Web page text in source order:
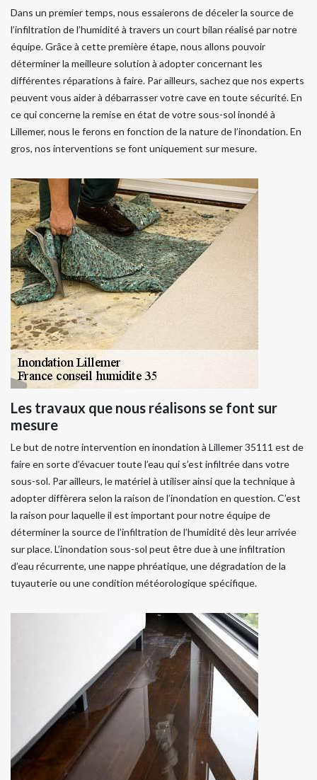
Dans un premier temps, nous essaierons de déceler la source de
l’infiltration de l’humidité à travers un court bilan réalisé par notre
équipe. Grâce à cette première étape, nous allons pouvoir
déterminer la meilleure solution à adopter concernant les
différentes réparations à faire. Par ailleurs, sachez que nos experts
peuvent vous aider à débarrasser votre cave en toute sécurité. En
ce qui concerne la remise en état de votre sous-sol inondé à
Lillemer, nous le ferons en fonction de la nature de l’inondation. En
gros, nos interventions se font uniquement sur mesure.
Les travaux que nous réalisons se font sur
mesure
Le but de notre intervention en inondation à Lillemer 35111 est de
faire en sorte d’évacuer toute l’eau qui s’est infiltrée dans votre
sous-sol. Par ailleurs, le matériel à utiliser ainsi que la technique à
adopter diffèrera selon la raison de l’inondation en question. C’est
la raison pour laquelle il est important pour notre équipe de
déterminer la source de l’infiltration de l’humidité dès leur arrivée
sur place. L’inondation sous-sol peut être due à une infiltration
d’eau récurrente, une nappe phréatique, une dégradation de la
tuyauterie ou une condition météorologique spécifique.